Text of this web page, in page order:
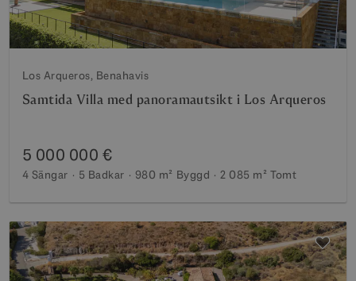
Los Arqueros, Benahavis
Samtida Villa med panoramautsikt i Los Arqueros
5 000 000 €
4 Sängar 5 Badkar 980 m² Byggd 2 085 m² Tomt